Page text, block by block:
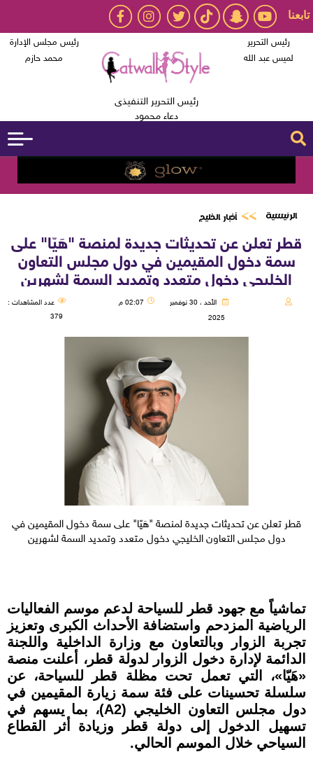
تابعنا
رئيس التحرير
لميس عبد الله
رئيس التحرير التنفيذى
دعاء محمود
رئيس مجلس الإدارة
محمد حازم
الرئيسية أخبار الخليج
قطر تعلن عن تحديثات جديدة لمنصة "هَيّا" على
سمة دخول المقيمين في دول مجلس التعاون
الخليجي دخول متعدد وتمديد السمة لشهرين
الأحد ، 30 نوفمبر
2025
02:07 م
عدد المشاهدات :
379
قطر تعلن عن تحديثات جديدة لمنصة "هَيّا" على سمة دخول المقيمين في
دول مجلس التعاون الخليجي دخول متعدد وتمديد السمة لشهرين
تماشياً مع جهود قطر للسياحة لدعم موسم الفعاليات
الرياضية المزدحم واستضافة الأحداث الكبرى وتعزيز
تجربة الزوار وبالتعاون مع وزارة الداخلية واللجنة
الدائمة لإدارة دخول الزوار لدولة قطر، أعلنت منصة
«هَيّا»، التي تعمل تحت مظلة قطر للسياحة، عن
سلسلة تحسينات على فئة سمة زيارة المقيمين في
دول مجلس التعاون الخليجي (A2)، بما يسهم في
تسهيل الدخول إلى دولة قطر وزيادة أثر القطاع
السياحي خلال الموسم الحالي.